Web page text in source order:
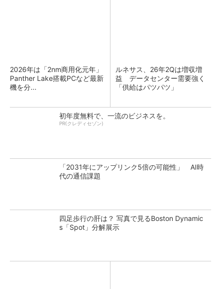
2026年は「2nm商用化元年」
Panther Lake搭載PCなど最新
機を分...
ルネサス、26年2Qは増収増
益 データセンター需要強く
「供給はパツパツ」
初年度無料で、一流のビジネスを。
PR(クレディセゾン)
「2031年にアップリンク5倍の可能性」 AI時
代の通信課題
四足歩行の肝は？ 写真で見るBoston Dynamic
s「Spot」分解展示